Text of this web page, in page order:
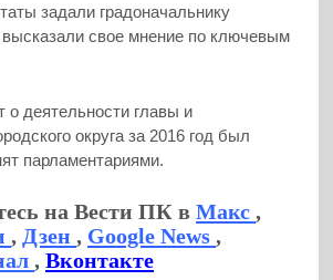
задали градоначальнику
свое мнение по ключевым
о деятельности главы и
округа за 2016 год был
парламентариями.
на Вести ПК вМакс,
, Дзен, Google News,
,Вконтакте